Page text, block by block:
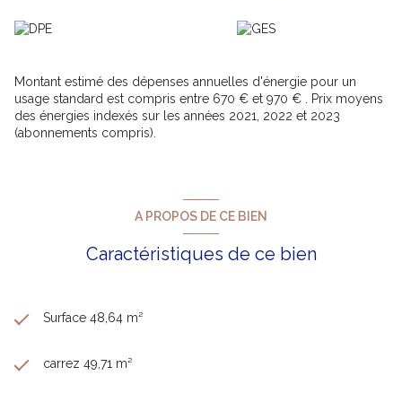
Montant estimé des dépenses annuelles d'énergie pour un
usage standard est compris entre 670 € et 970 € . Prix moyens
des énergies indexés sur les années 2021, 2022 et 2023
(abonnements compris).
A PROPOS DE CE BIEN
Caractéristiques de ce bien
Surface 48,64 m²
carrez 49,71 m²